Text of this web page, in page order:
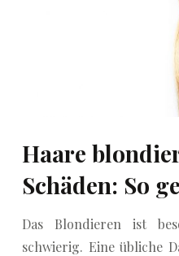
Haare
Schäden: So
Das Blondieren ist
schwierig. Eine übliche